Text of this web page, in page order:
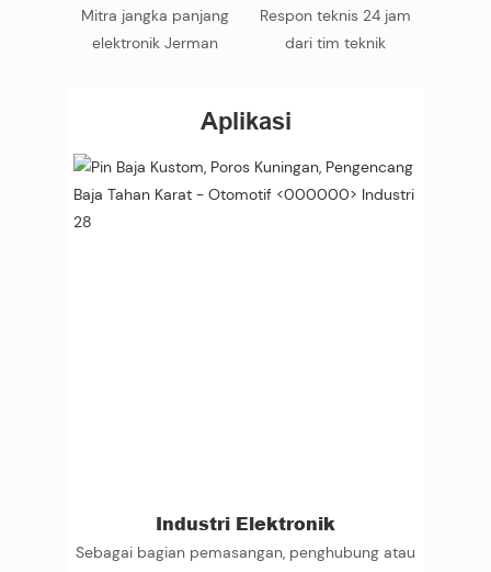
Mitra jangka panjang
elektronik Jerman
Respon teknis 24 jam
dari tim teknik
Aplikasi
Industri Elektronik
Sebagai bagian pemasangan, penghubung atau